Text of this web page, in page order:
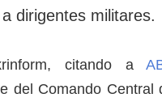
dirigentes militares.
citando a
del Comando Central